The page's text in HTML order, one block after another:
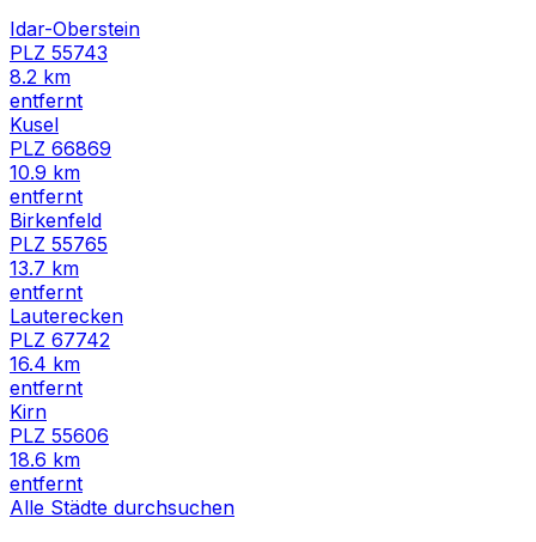
Idar-Oberstein
PLZ 55743
8.2 km
entfernt
Kusel
PLZ 66869
10.9 km
entfernt
Birkenfeld
PLZ 55765
13.7 km
entfernt
Lauterecken
PLZ 67742
16.4 km
entfernt
Kirn
PLZ 55606
18.6 km
entfernt
Alle Städte durchsuchen